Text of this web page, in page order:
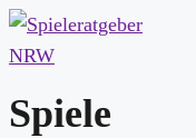
Spiele